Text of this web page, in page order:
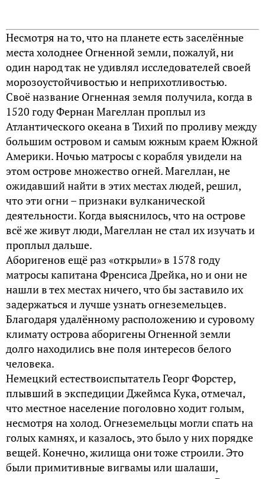
Несмотря на то, что на планете есть заселённые
места холоднее Огненной земли, пожалуй, ни
один народ так не удивлял исследователей своей
морозоустойчивостью и неприхотливостью.
Своё название Огненная земля получила, когда в
1520 году Фернан Магеллан проплыл из
Атлантического океана в Тихий по проливу между
большим островом и самым южным краем Южной
Америки. Ночью матросы с корабля увидели на
этом острове множество огней. Магеллан, не
ожидавший найти в этих местах людей, решил,
что эти огни – признаки вулканической
деятельности. Когда выяснилось, что на острове
всё же живут люди, Магеллан не стал их изучать и
проплыл дальше.
Аборигенов ещё раз «открыли» в 1578 году
матросы капитана Френсиса Дрейка, но и они не
нашли в тех местах ничего, что бы заставило их
задержаться и лучше узнать огнеземельцев.
Благодаря удалённому расположению и суровому
климату острова аборигены Огненной земли
долго находились вне поля интересов белого
человека.
Немецкий естествоиспытатель Георг Форстер,
плывший в экспедиции Джеймса Кука, отмечал,
что местное население поголовно ходит голым,
несмотря на холод. Огнеземельцы могли спать на
голых камнях, и казалось, это было у них порядке
вещей. Конечно, жилища они тоже строили. Это
были примитивные вигвамы или шалаши,